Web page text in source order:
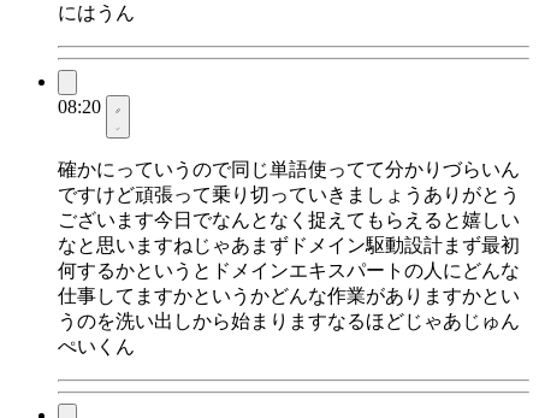
にはうん
08:20
確かにっていうので同じ単語使ってて分かりづらいん
ですけど頑張って乗り切っていきましょうありがとう
ございます今日でなんとなく捉えてもらえると嬉しい
なと思いますねじゃあまずドメイン駆動設計まず最初
何するかというとドメインエキスパートの人にどんな
仕事してますかというかどんな作業がありますかとい
うのを洗い出しから始まりますなるほどじゃあじゅん
ぺいくん